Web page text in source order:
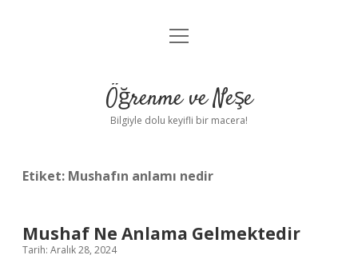
Anasayfa
Yasal Uyarı
menüyü
Öğrenme ve Neşe
Bilgiyle dolu keyifli bir macera!
Etiket: Mushafın anlamı nedir
Mushaf Ne Anlama Gelmektedir
Tarih: Aralık 28, 2024